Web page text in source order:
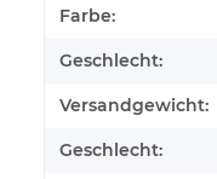
Produkteigenschaft
Wert
Farbe:
Geschlecht:
Versandgewicht:
Geschlecht: